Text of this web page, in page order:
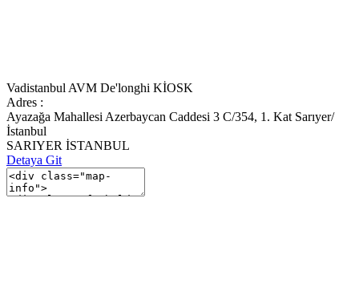
Vadistanbul AVM De'longhi KİOSK
Adres :
Ayazağa Mahallesi Azerbaycan Caddesi 3 C/354, 1. Kat Sarıyer/
İstanbul
SARIYER İSTANBUL
Detaya Git